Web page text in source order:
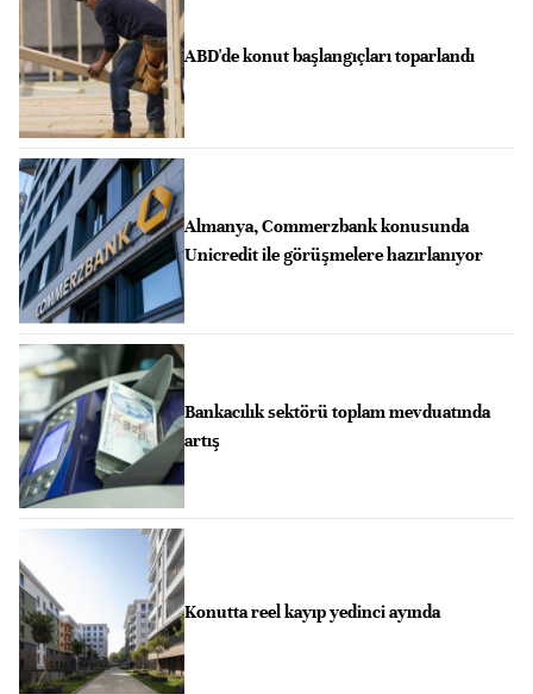
ABD'de konut başlangıçları toparlandı
Almanya, Commerzbank konusunda
Unicredit ile görüşmelere hazırlanıyor
Bankacılık sektörü toplam mevduatında
artış
Konutta reel kayıp yedinci ayında